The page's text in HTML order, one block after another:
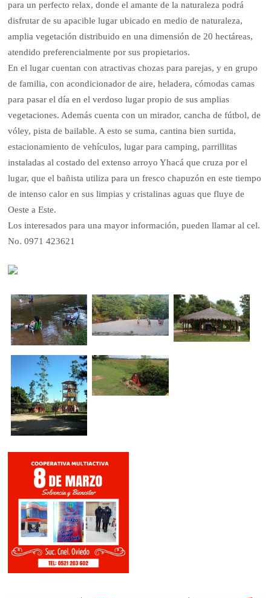
para un perfecto relax, donde el amante de la naturaleza podrá
disfrutar de su apacible lugar ubicado en medio de naturaleza,
amplia vegetación distribuido en una dimensión de 20 hectáreas,
atendido preferencialmente por sus propietarios.
En el lugar cuentan con atractivas chozas para parejas, y en grupo
de familia, con acondicionador de aire, heladera, cómodas camas
para pasar el día en el verdoso lugar propio de sus amplias
vegetaciones. Además cuenta con un mirador, cancha de fútbol, de
vóley, pista de bailable. A esto se suma, cantina bien surtida,
estacionamiento de vehículos, lugar para camping, parrillitas
instaladas al costado del extenso arroyo Yhacá que cruza por el
lugar, que el bañista utiliza para un fresco chapuzón en este tiempo
de intenso calor en sus limpias y cristalinas aguas que fluye de
Oeste a Este.
Los interesados para una mayor información, pueden llamar al cel.
No. 0971 423621